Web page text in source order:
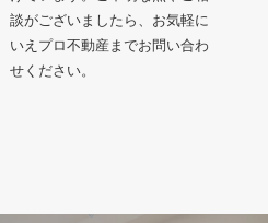
談がございましたら、お気軽に
いえプロ不動産までお問い合わ
せください。